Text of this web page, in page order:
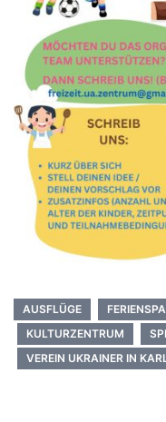
AUSFLÜGE
KULTURZENTRUM
VEREIN UKRAINER IN